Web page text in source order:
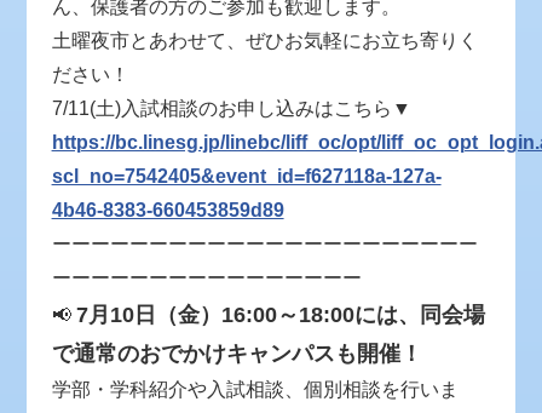
ん、保護者の方のご参加も歓迎します。
土曜夜市とあわせて、ぜひお気軽にお立ち寄りく
ださい！
7/11(土)入試相談のお申し込みはこちら▼
https://bc.linesg.jp/linebc/liff_oc/opt/
scl_no=7542405&event_id=f627118a-127a-
4b46-8383-660453859d89
ーーーーーーーーーーーーーーーーーーーーーー
ーーーーーーーーーーーーーーーー
📢 7月10日（金）16:00～18:00には、同会場
で通常のおでかけキャンパスも開催！
学部・学科紹介や入試相談、個別相談を行いま